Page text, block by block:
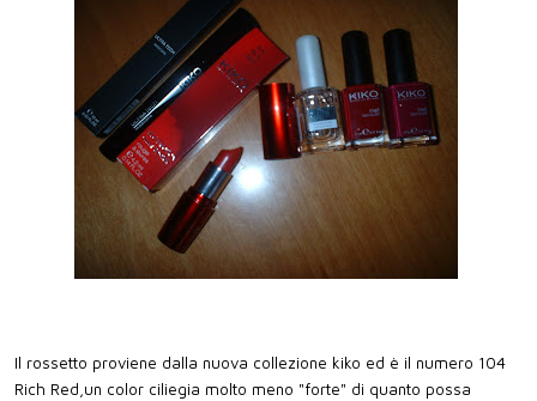
Il rossetto proviene dalla nuova collezione kiko ed è il numero 104
Rich Red,un color ciliegia molto meno "forte" di quanto possa